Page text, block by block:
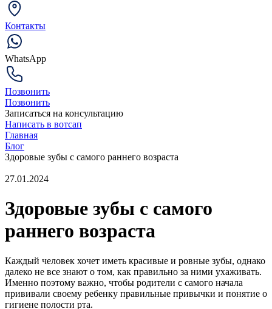
Контакты
WhatsApp
Позвонить
Позвонить
Записаться на консультацию
Написать в вотсап
Главная
Блог
Здоровые зубы с самого раннего возраста
27.01.2024
Здоровые зубы с самого
раннего возраста
Каждый человек хочет иметь красивые и ровные зубы, однако
далеко не все знают о том, как правильно за ними ухаживать.
Именно поэтому важно, чтобы родители с самого начала
прививали своему ребенку правильные привычки и понятие о
гигиене полости рта.